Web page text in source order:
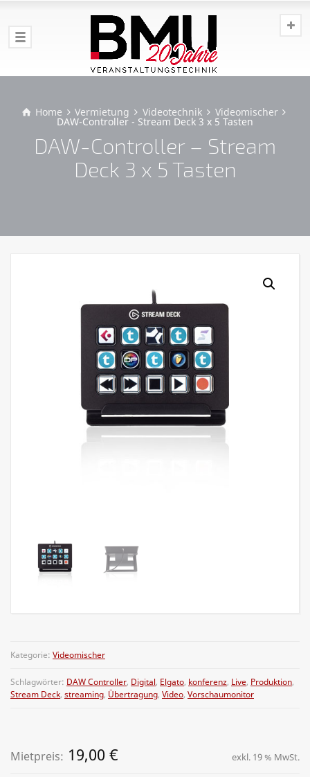
Home Vermietung Videotechnik Videomischer
DAW-Controller - Stream Deck 3 x 5 Tasten
DAW-Controller – Stream
Deck 3 x 5 Tasten
Kategorie: Videomischer
Schlagwörter: DAW Controller, Digital, Elgato, konferenz, Live, Produktion,
Stream Deck, streaming, Übertragung, Video, Vorschaumonitor
Mietpreis: 19,00 € exkl. 19 % MwSt.